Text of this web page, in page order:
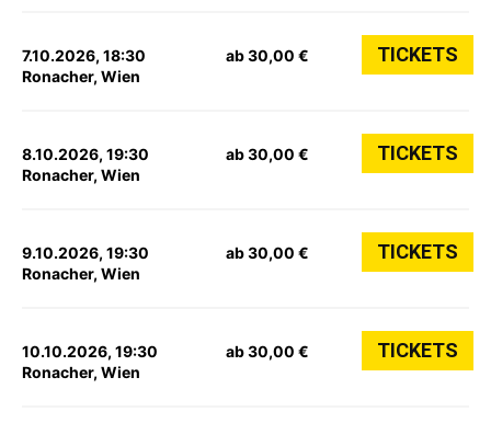
7.10.2026, 18:30
Ronacher, Wien
ab 30,00 € TICKETS
8.10.2026, 19:30
Ronacher, Wien
ab 30,00 € TICKETS
9.10.2026, 19:30
Ronacher, Wien
ab 30,00 € TICKETS
10.10.2026, 19:30
Ronacher, Wien
ab 30,00 € TICKETS